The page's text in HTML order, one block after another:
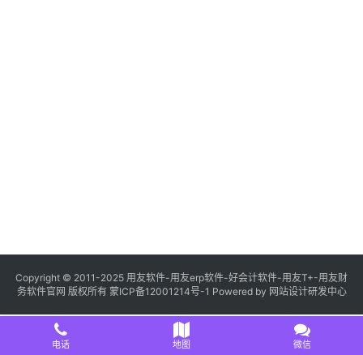
Copyright © 2011-2025 用友软件-用友erp软件-好会计软件-用友T+-用友财
务软件官网 版权所有 蒙ICP备12001214号-1 Powered by 网站设计研发中心
电话 地图 微信